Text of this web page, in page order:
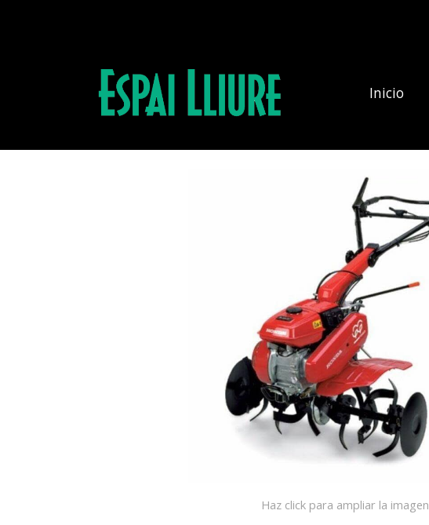
Inicio
Productos MOTOAZADA F 560
Haz click para ampliar la imagen